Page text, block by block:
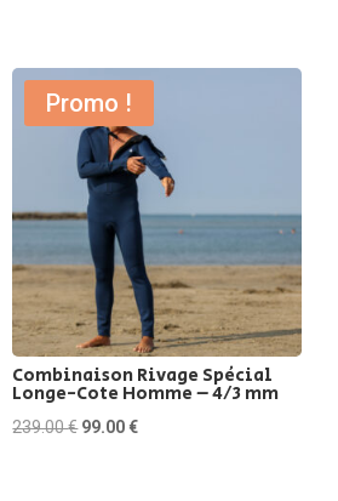
Promo !
Combinaison Rivage Spécial
Longe-Cote Homme – 4/3 mm
239.00€ Le
99.00€Le